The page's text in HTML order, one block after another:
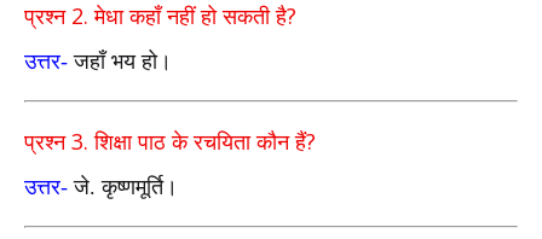
प्रश्न 2.मेधा कहाँ नहीं हो सकती है?
उत्तर- जहाँ भय हो।
प्रश्न 3.शिक्षा पाठ के रचयिता कौन हैं?
उत्तर- जे. कृष्णमूर्ति।